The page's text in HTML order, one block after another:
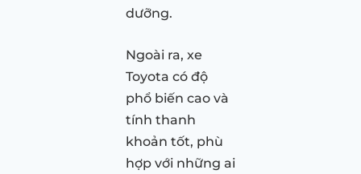
dưỡng.
Ngoài ra, xe
Toyota có độ
phổ biến cao và
tính thanh
khoản tốt, phù
hợp với những ai